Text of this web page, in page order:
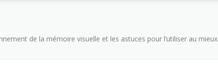
de la mémoire visuelle et les astuces pour l’utiliser au mieux